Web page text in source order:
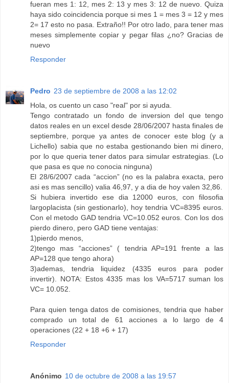
fueran mes 1: 12, mes 2: 13 y mes 3: 12 de nuevo. Quiza
haya sido coincidencia porque si mes 1 = mes 3 = 12 y mes
2= 17 esto no pasa. Extraño!! Por otro lado, para tener mas
meses simplemente copiar y pegar filas ¿no? Gracias de
nuevo
Responder
Pedro 23 de septiembre de 2008 a las 12:02
Hola, os cuento un caso "real" por si ayuda.
Tengo contratado un fondo de inversion del que tengo
datos reales en un excel desde 28/06/2007 hasta finales de
septiembre, porque ya antes de conocer este blog (y a
Lichello) sabia que no estaba gestionando bien mi dinero,
por lo que queria tener datos para simular estrategias. (Lo
que pasa es que no conocia ninguna)
El 28/6/2007 cada “accion” (no es la palabra exacta, pero
asi es mas sencillo) valia 46,97, y a dia de hoy valen 32,86.
Si hubiera invertido ese dia 12000 euros, con filosofia
largoplacista (sin gestionarlo), hoy tendria VC=8395 euros.
Con el metodo GAD tendria VC=10.052 euros. Con los dos
pierdo dinero, pero GAD tiene ventajas:
1)pierdo menos,
2)tengo mas “acciones” ( tendria AP=191 frente a las
AP=128 que tengo ahora)
3)ademas, tendria liquidez (4335 euros para poder
invertir). NOTA: Estos 4335 mas los VA=5717 suman los
VC= 10.052.
Para quien tenga datos de comisiones, tendria que haber
comprado un total de 61 acciones a lo largo de 4
operaciones (22 + 18 +6 + 17)
Responder
Anónimo 10 de octubre de 2008 a las 19:57